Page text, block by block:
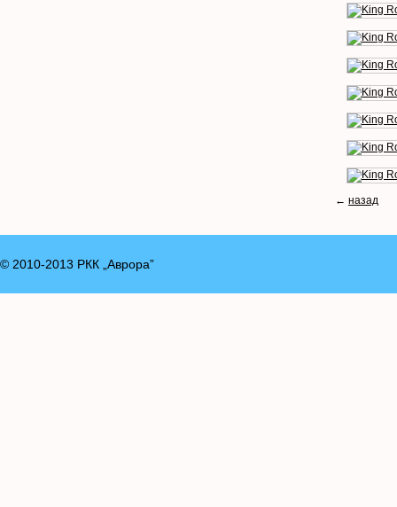
← назад
© 2010-2013 РКК „Аврора”